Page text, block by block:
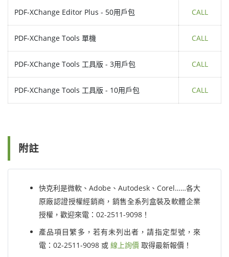
PDF-XChange Editor Plus - 50用戶包 CALL
PDF-XChange Tools 單機 CALL
PDF-XChange Tools 工具版 - 3用戶包 CALL
PDF-XChange Tools 工具版 - 10用戶包 CALL
附註
快克利是微軟、Adobe、Autodesk、Corel……各大
原廠認證授權經銷商，銷售全系列盒裝及軟體企業
授權，歡迎來電：02-2511-9098！
產品項目繁多，若有未列出者，請指定型號，來
電：02-2511-9098 或 線上詢價 取得最新報價！